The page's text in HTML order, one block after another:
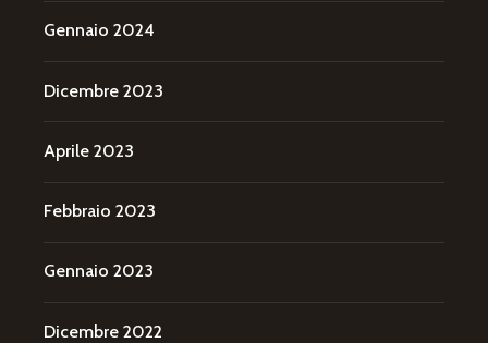
Gennaio 2024
Dicembre 2023
Aprile 2023
Febbraio 2023
Gennaio 2023
Dicembre 2022